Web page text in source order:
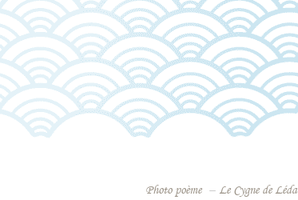
Photo poème – Le Cygne de Léda